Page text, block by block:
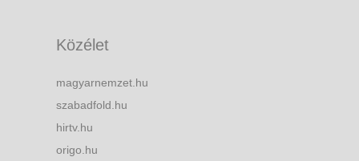
Közélet
magyarnemzet.hu
szabadfold.hu
hirtv.hu
origo.hu